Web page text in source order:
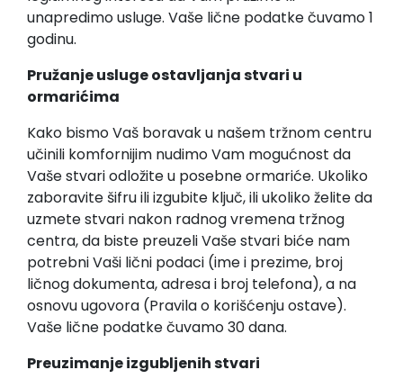
unapredimo usluge. Vaše lične podatke čuvamo 1
godinu.
Pružanje usluge ostavljanja stvari u
ormarićima
Kako bismo Vaš boravak u našem tržnom centru
učinili komfornijim nudimo Vam mogućnost da
Vaše stvari odložite u posebne ormariće. Ukoliko
zaboravite šifru ili izgubite ključ, ili ukoliko želite da
uzmete stvari nakon radnog vremena tržnog
centra, da biste preuzeli Vaše stvari biće nam
potrebni Vaši lični podaci (ime i prezime, broj
ličnog dokumenta, adresa i broj telefona), a na
osnovu ugovora (Pravila o korišćenju ostave).
Vaše lične podatke čuvamo 30 dana.
Preuzimanje izgubljenih stvari